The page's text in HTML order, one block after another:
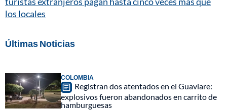
los locales
Últimas Noticias
COLOMBIA
Registran dos atentados en el Guaviare:
explosivos fueron abandonados en carrito de
hamburguesas